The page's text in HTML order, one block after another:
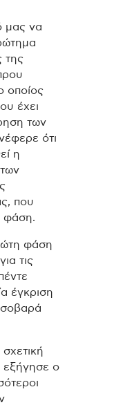
μας να
της
οποίος
έχει
των
ότι
η
που
φάση.
φάση
τις
έγκριση
σοβαρά
εξήγησε ο